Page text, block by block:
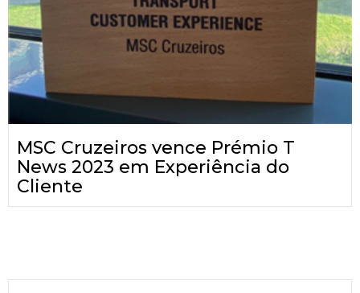
MSC Cruzeiros vence Prémio T
News 2023 em Experiência do
Cliente